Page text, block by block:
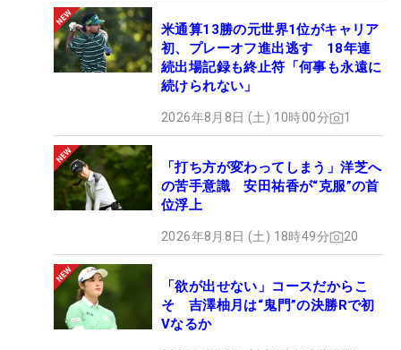
米通算13勝の元世界1位がキャリア
初、プレーオフ進出逃す 18年連
続出場記録も終止符「何事も永遠に
続けられない」
2026年8月8日 (土) 10時00分 1
「打ち方が変わってしまう」洋芝へ
の苦手意識 安田祐香が“克服”の首
位浮上
2026年8月8日 (土) 18時49分 20
「欲が出せない」コースだからこ
そ 吉澤柚月は“鬼門”の決勝Rで初
Vなるか